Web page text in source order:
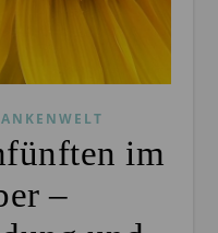
im
–